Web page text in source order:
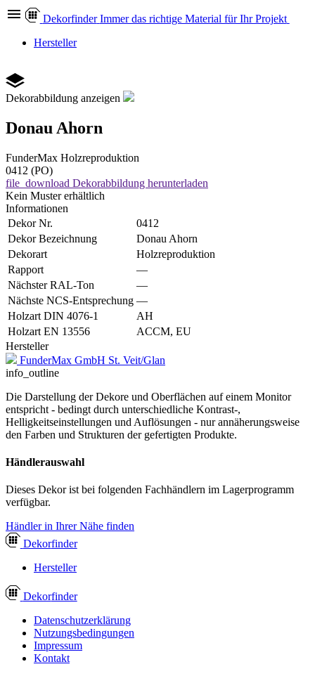
Dekorfinder Immer das richtige Material für Ihr Projekt
Hersteller
Dekorabbildung anzeigen
Donau Ahorn
FunderMax Holzreproduktion
0412 (PO)
file_download Dekorabbildung herunterladen
Kein Muster erhältlich
Informationen
Dekor Nr.
0412
Dekor Bezeichnung
Donau Ahorn
Dekorart
Holzreproduktion
Rapport
—
Nächster RAL-Ton
—
Nächste NCS-Entsprechung —
Holzart DIN 4076-1
AH
Holzart EN 13556
ACCM, EU
Hersteller
FunderMax GmbH St. Veit/Glan
info_outline
Die Darstellung der Dekore und Oberflächen auf einem Monitor
entspricht - bedingt durch unterschiedliche Kontrast-,
Helligkeitseinstellungen und Auflösungen - nur annäherungsweise
den Farben und Strukturen der gefertigten Produkte.
Händlerauswahl
Dieses Dekor ist bei folgenden Fachhändlern im Lagerprogramm
verfügbar.
Händler in Ihrer Nähe finden
Dekorfinder
Hersteller
Dekorfinder
Datenschutzerklärung
Nutzungsbedingungen
Impressum
Kontakt